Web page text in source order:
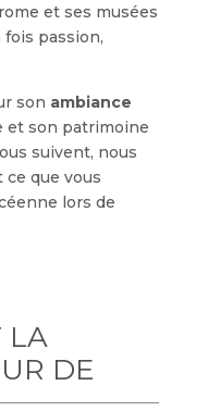
et ses musées
fois passion,
son ambiance
et son patrimoine
suivent, nous
que vous
lors de
LA
DE